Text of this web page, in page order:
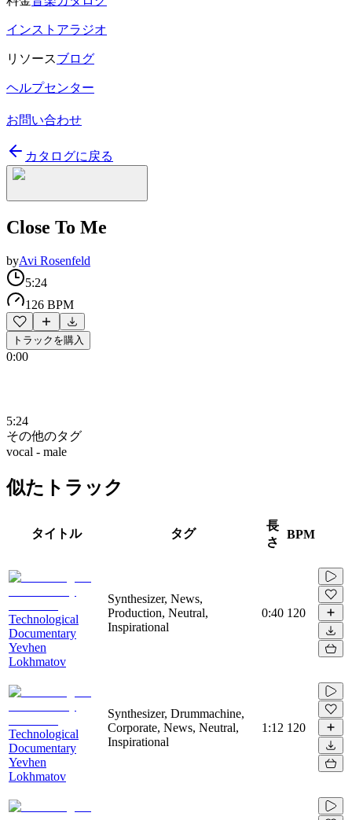
インストアラジオ
リソースブログ
ヘルプセンター
お問い合わせ
カタログに戻る
Close To Me
byAvi Rosenfeld
5:24
126 BPM
トラックを購入
0:00
5:24
その他のタグ
vocal - male
似たトラック
タイトル タグ
長
さ
BPM
Technological
Documentary
Yevhen
Lokhmatov
Synthesizer, News,
Production, Neutral,
Inspirational
0:40 120
Technological
Documentary
Yevhen
Lokhmatov
Synthesizer, Drummachine,
Corporate, News, Neutral,
Inspirational
1:12 120